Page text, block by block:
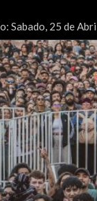
Sabado, 25 de